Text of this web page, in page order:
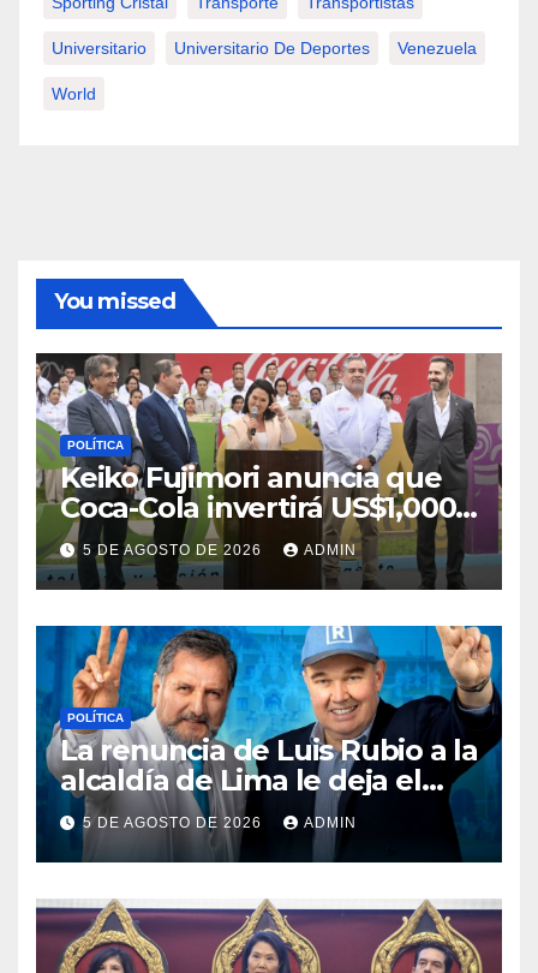
Universitario Universitario De Deportes Venezuela
World
You missed
POLÍTICA
Keiko Fujimori anuncia que
Coca-Cola invertirá US$1,000
millones en 5 años
5 DE AGOSTO DE 2026 ADMIN
POLÍTICA
La renuncia de Luis Rubio a la
alcaldía de Lima le deja el
camino libre a Rafael López
Aliaga
5 DE AGOSTO DE 2026 ADMIN